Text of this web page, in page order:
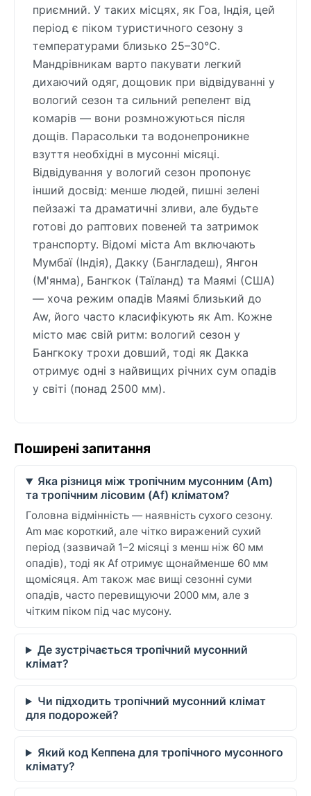
приємний. У таких місцях, як Гоа, Індія, цей
період є піком туристичного сезону з
температурами близько 25–30°C.
Мандрівникам варто пакувати легкий
дихаючий одяг, дощовик при відвідуванні у
вологий сезон та сильний репелент від
комарів — вони розмножуються після
дощів. Парасольки та водонепроникне
взуття необхідні в мусонні місяці.
Відвідування у вологий сезон пропонує
інший досвід: менше людей, пишні зелені
пейзажі та драматичні зливи, але будьте
готові до раптових повеней та затримок
транспорту. Відомі міста Am включають
Мумбаї (Індія), Дакку (Бангладеш), Янгон
(М'янма), Бангкок (Таїланд) та Маямі (США)
— хоча режим опадів Маямі близький до
Aw, його часто класифікують як Am. Кожне
місто має свій ритм: вологий сезон у
Бангкоку трохи довший, тоді як Дакка
отримує одні з найвищих річних сум опадів
у світі (понад 2500 мм).
Поширені запитання
Яка різниця між тропічним мусонним (Am)
та тропічним лісовим (Af) кліматом?
Головна відмінність — наявність сухого сезону.
Am має короткий, але чітко виражений сухий
період (зазвичай 1–2 місяці з менш ніж 60 мм
опадів), тоді як Af отримує щонайменше 60 мм
щомісяця. Am також має вищі сезонні суми
опадів, часто перевищуючи 2000 мм, але з
чітким піком під час мусону.
Де зустрічається тропічний мусонний
клімат?
Чи підходить тропічний мусонний клімат
для подорожей?
Який код Кеппена для тропічного мусонного
клімату?